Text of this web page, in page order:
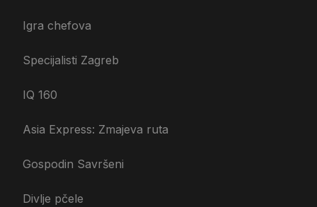
Igra chefova
Specijalisti Zagreb
IQ 160
Asia Express: Zmajeva ruta
Gospodin Savršeni
Divlje pčele